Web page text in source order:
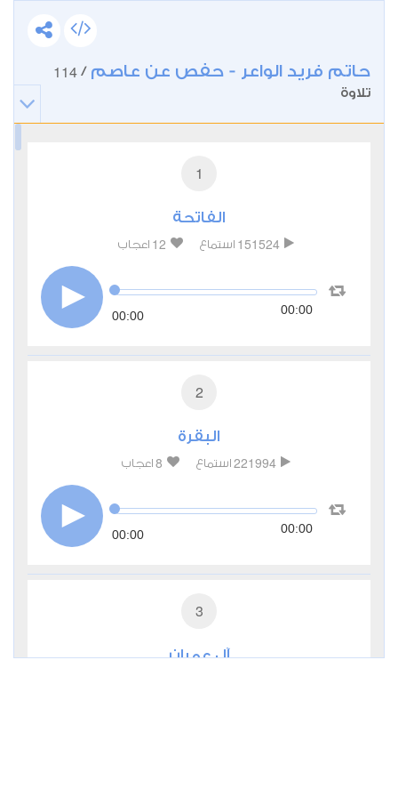
حاتم فريد الواعر - حفص عن عاصم /
114
تلاوة
1
الفاتحة
151524 استماع 12 اعجاب
00:00 00:00
2
البقرة
221994 استماع 8 اعجاب
00:00 00:00
3
آل عمران